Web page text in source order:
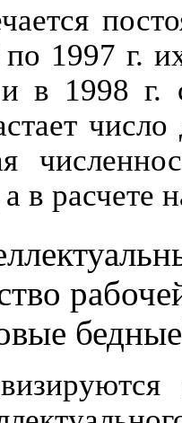
по 1997 г.
в 1998 г.
а в расчете